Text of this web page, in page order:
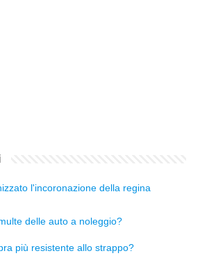
l'incoronazione della regina
delle auto a noleggio?
più resistente allo strappo?